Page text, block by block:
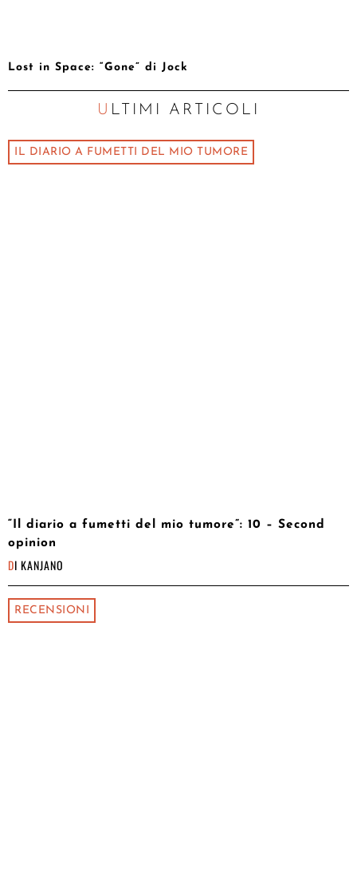
Lost in Space: “Gone” di Jock
ULTIMI ARTICOLI
IL DIARIO A FUMETTI DEL MIO TUMORE
“Il diario a fumetti del mio tumore”: 10 – Second
opinion
DI KANJANO
RECENSIONI